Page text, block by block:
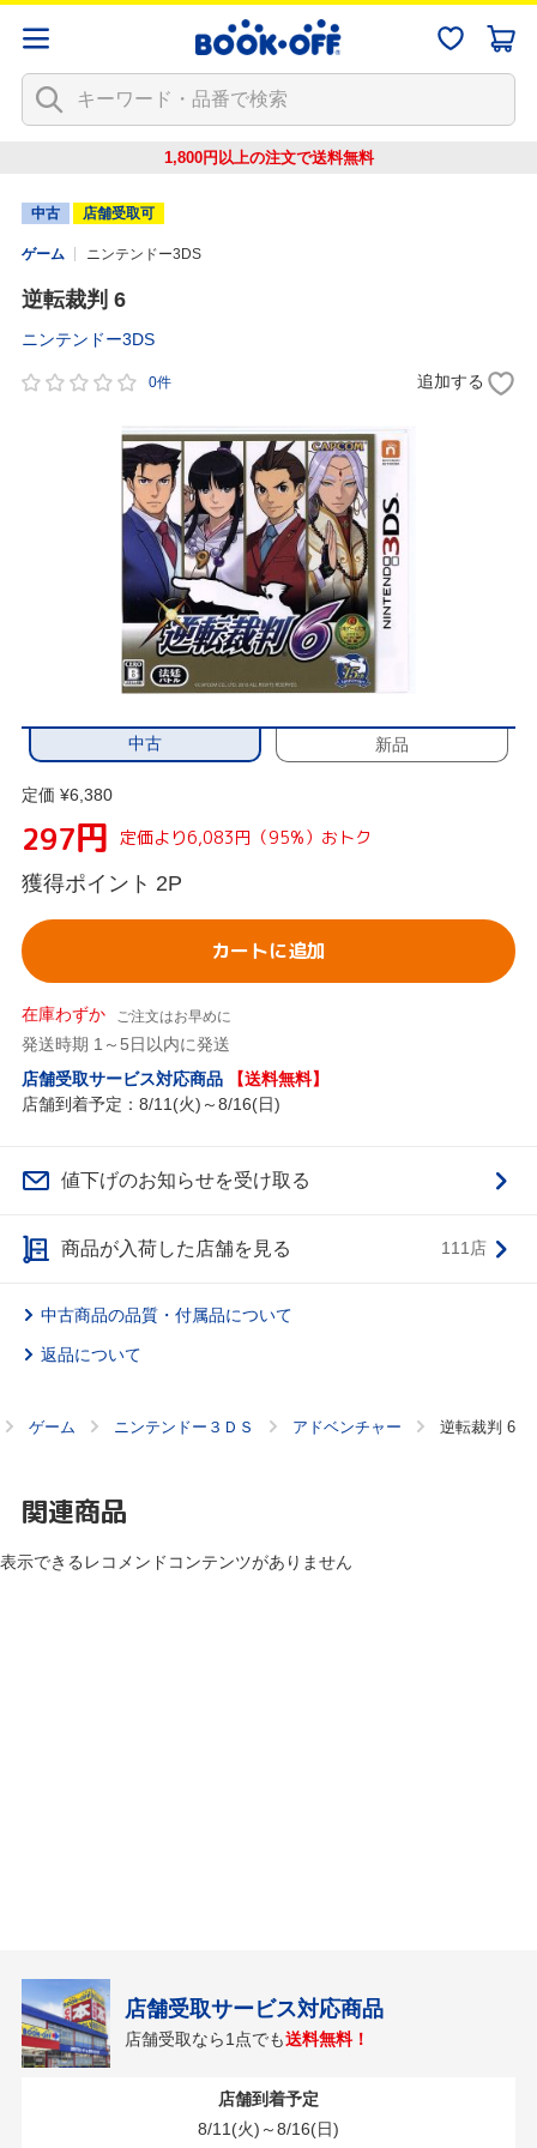
1,800円以上の注文で送料無料
中古 店舗受取可
ゲーム ニンテンドー3DS
逆転裁判 6
ニンテンドー3DS
0件 追加する
中古 新品
定価 ¥6,380
297円 定価より6,083円（95%）おトク
獲得ポイント 2P
カートに追加
在庫わずか ご注文はお早めに
発送時期 1～5日以内に発送
店舗受取サービス対応商品
【送料無料】
店舗到着予定：8/11(火)～8/16(日)
値下げのお知らせを受け取る
商品が入荷した店舗を見る 111店
中古商品の品質・付属品について
返品について
ゲーム ニンテンドー３ＤＳ アドベンチャー 逆転裁判 6
関連商品
表示できるレコメンドコンテンツがありません
店舗受取サービス対応商品
店舗受取なら1点でも送料無料！
店舗到着予定
8/11(火)～8/16(日)